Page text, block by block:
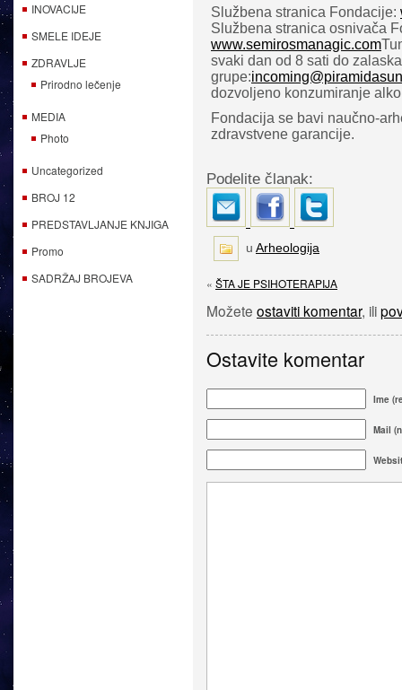
INOVACIJE
SMELE IDEJE
ZDRAVLJE
Prirodno lečenje
MEDIA
Photo
Uncategorized
BROJ 12
PREDSTAVLJANJE KNJIGA
Promo
SADRŽAJ BROJEVA
Službena stranica Fondacije:
Službena stranica osnivača
www.semirosmanagic.com
svaki dan od 8 sati do
grupe:
dozvoljeno konzumiranje
Fondacija se bavi naučno-
zdravstvene garancije.
Podelite članak:
u Arheologija
« ŠTA JE PSIHOTERAPIJA
Možete ostaviti komentar, ili
Ostavite komentar
Ime
Mail